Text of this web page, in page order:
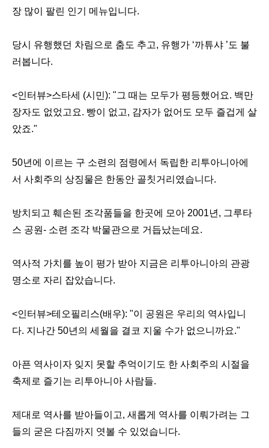
장 많이 팔린 인기 메뉴입니다.
당시 유행했던 차림으로 춤도 추고, 유행가 ‘까튜샤 ’도 불
러봅니다.
<인터뷰>스타세 (시민): "그 때는 모두가 평등했어요. 백만
장자도 없었고요. 빵이 없고, 감자가 없어도 모두 즐겁게 살
았죠."
50년에 이르는 구 소련의 점령에서 독립한 리투아니아에
서 사회주의 상징물은 한동안 골칫거리였습니다.
방치되고 훼손된 조각품들을 한곳에 모아 2001년, 그루타
스 공원- 소련 조각 박물관으로 거듭났는데요.
역사적 가치를 높이 평가 받아 지금은 리투아니아의 관광
명소로 자리 잡았습니다.
<인터뷰>테오필리스(배우): "이 공원은 우리의 역사입니
다. 지나간 50년의 세월을 결코 지울 수가 없으니까요."
아픈 역사이자 잊지 못할 추억이기도 한 사회주의 시절을
축제로 즐기는 리투아니아 사람들.
제대로 역사를 받아들이고, 새롭게 역사를 이뤄가려는 그
들의 굳은 다짐까지 엿볼 수 있었습니다.